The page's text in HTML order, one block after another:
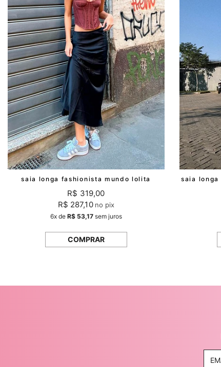
casacos e jaquetas
jeans
all black
saia longa fashionista mundo lolita
R$ 319,00
R$ 287,10 no pix
6xde R$ 53,17sem juros
COMPRAR